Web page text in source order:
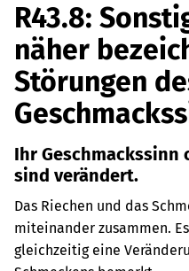
R43.8:
näher
Störungen
Ihr Geschmackssinn
sind verändert.
Das Riechen und das
miteinander zusammen.
gleichzeitig eine